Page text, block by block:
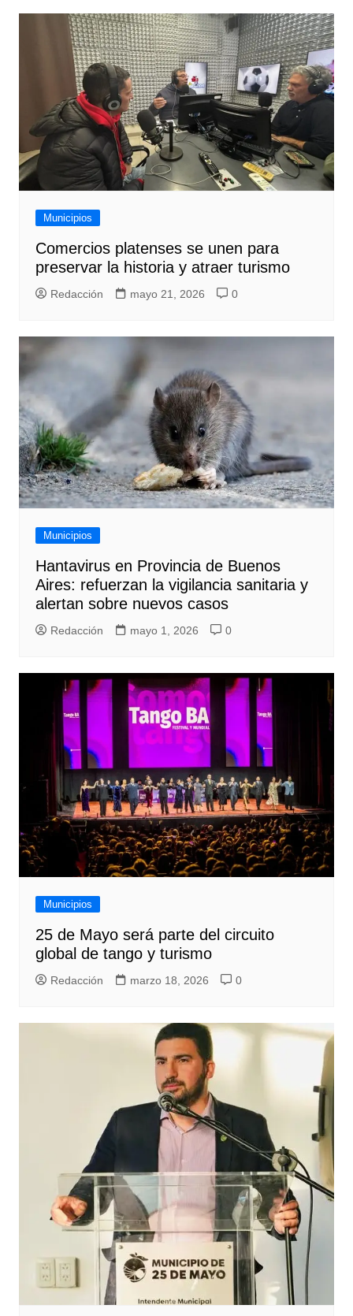
Municipios
Comercios platenses se unen para
preservar la historia y atraer turismo
Redacción mayo 21, 2026 0
Municipios
Hantavirus en Provincia de Buenos
Aires: refuerzan la vigilancia sanitaria y
alertan sobre nuevos casos
Redacción mayo 1, 2026 0
Municipios
25 de Mayo será parte del circuito
global de tango y turismo
Redacción marzo 18, 2026 0